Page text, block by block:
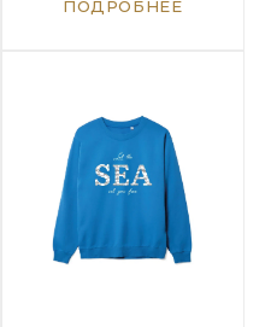
ПОДРОБНЕЕ